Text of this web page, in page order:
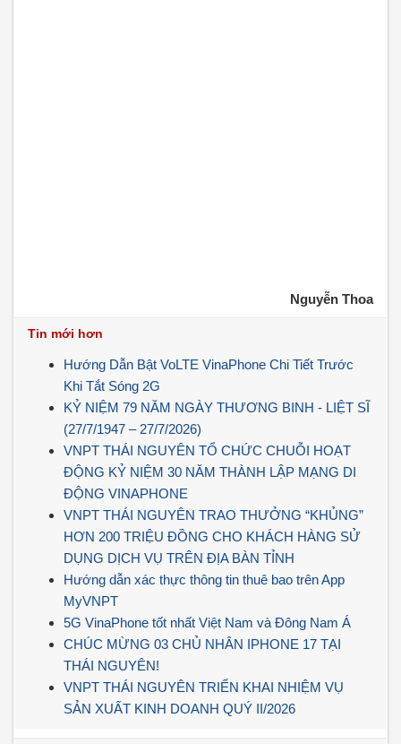
Nguyễn Thoa
Tin mới hơn
Hướng Dẫn Bật VoLTE VinaPhone Chi Tiết Trước
Khi Tắt Sóng 2G
KỶ NIỆM 79 NĂM NGÀY THƯƠNG BINH - LIỆT SĨ
(27/7/1947 – 27/7/2026)
VNPT THÁI NGUYÊN TỔ CHỨC CHUỖI HOẠT
ĐỘNG KỶ NIỆM 30 NĂM THÀNH LẬP MẠNG DI
ĐỘNG VINAPHONE
VNPT THÁI NGUYÊN TRAO THƯỞNG “KHỦNG”
HƠN 200 TRIỆU ĐỒNG CHO KHÁCH HÀNG SỬ
DỤNG DỊCH VỤ TRÊN ĐỊA BÀN TỈNH
Hướng dẫn xác thực thông tin thuê bao trên App
MyVNPT
5G VinaPhone tốt nhất Việt Nam và Đông Nam Á
CHÚC MỪNG 03 CHỦ NHÂN IPHONE 17 TẠI
THÁI NGUYÊN!
VNPT THÁI NGUYÊN TRIỂN KHAI NHIỆM VỤ
SẢN XUẤT KINH DOANH QUÝ II/2026